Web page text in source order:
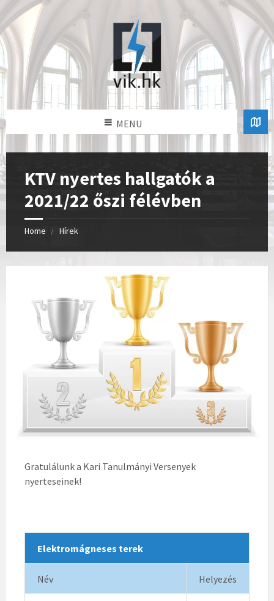
MENU
KTV nyertes hallgatók a
2021/22 őszi félévben
Home Hírek
Gratulálunk a Kari Tanulmányi Versenyek
nyerteseinek!
Elektromágneses terek
Név Helyezés